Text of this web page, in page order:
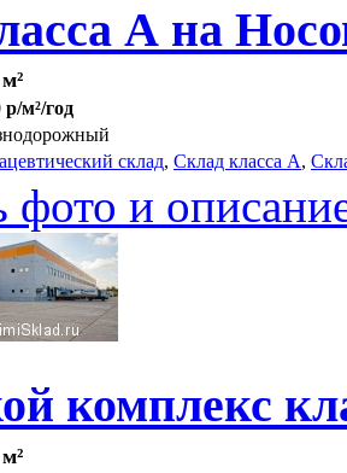
А на
р/м²/год
склад, Склад класса A,
фото и
комплекс